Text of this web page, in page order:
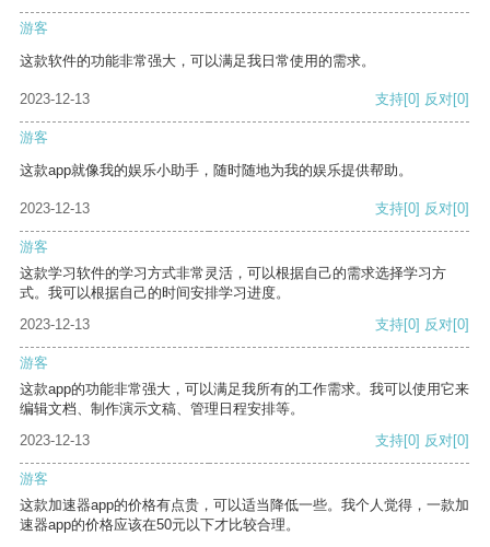
游客
这款软件的功能非常强大，可以满足我日常使用的需求。
2023-12-13 支持[0] 反对[0]
游客
这款app就像我的娱乐小助手，随时随地为我的娱乐提供帮助。
2023-12-13 支持[0] 反对[0]
游客
这款学习软件的学习方式非常灵活，可以根据自己的需求选择学习方
式。我可以根据自己的时间安排学习进度。
2023-12-13
支持[0] 反对[0]
游客
这款app的功能非常强大，可以满足我所有的工作需求。我可以使用它来
编辑文档、制作演示文稿、管理日程安排等。
2023-12-13
支持[0] 反对[0]
游客
这款加速器app的价格有点贵，可以适当降低一些。我个人觉得，一款加
速器app的价格应该在50元以下才比较合理。